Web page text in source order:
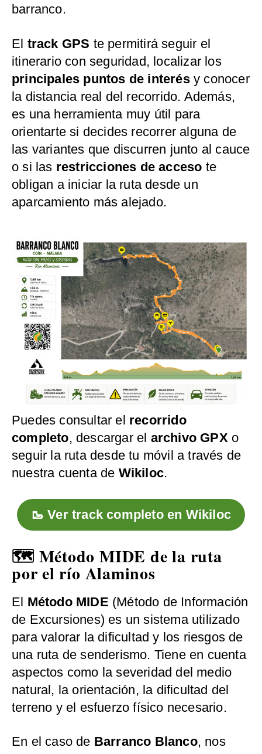
barranco.
El track GPS te permitirá seguir el
itinerario con seguridad, localizar los
principales puntos de interésy conocer
la distancia real del recorrido. Además,
es una herramienta muy útil para
orientarte si decides recorrer alguna de
las variantes que discurren junto al cauce
o si las restricciones de acceso te
obligan a iniciar la ruta desde un
aparcamiento más alejado.
Puedes consultar el recorrido
completo, descargar el archivo GPXo
seguir la ruta desde tu móvil a través de
nuestra cuenta de Wikiloc.
🥾 Ver track completo en Wikiloc
🗺️ Método MIDE de la ruta
por el río Alaminos
El Método MIDE (Método de Información
de Excursiones) es un sistema utilizado
para valorar la dificultad y los riesgos de
una ruta de senderismo. Tiene en cuenta
aspectos como la severidad del medio
natural, la orientación, la dificultad del
terreno y el esfuerzo físico necesario.
En el caso de Barranco Blanco, nos